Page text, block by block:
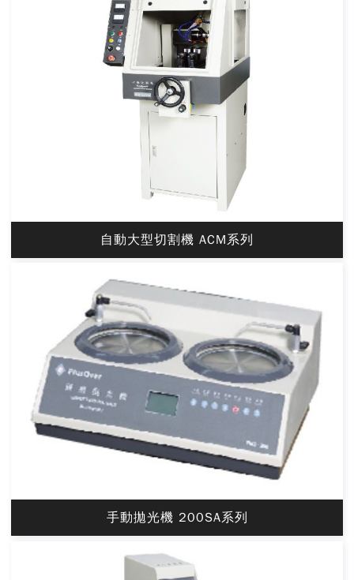
自動大型切割機 ACM系列
手動拋光機 200SA系列